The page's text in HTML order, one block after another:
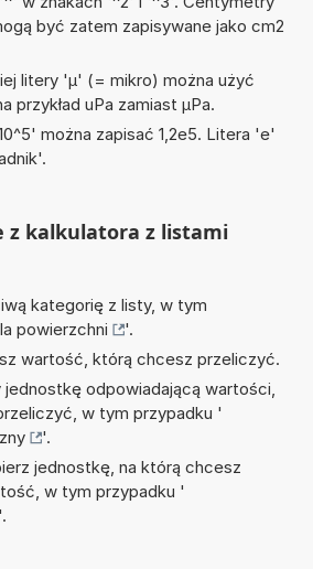
być zatem zapisywane jako cm2
litery 'µ' (= mikro) można użyć
przykład uPa zamiast µPa.
można zapisać 1,2e5. Litera 'e'
z kalkulatora z listami
kategorię z listy, w tym
powierzchni
'.
wartość, którą chcesz przeliczyć.
odpowiadającą wartości,
w tym przypadku '
'.
jednostkę, na którą chcesz
w tym przypadku '